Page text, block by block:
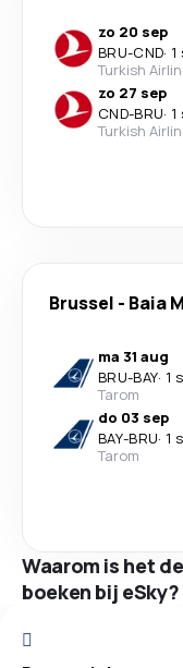
zo 20 sep
BRU-CND·
Turkish
zo 27 sep
CND-BRU·
Turkish
Brussel - Baia
ma 31 aug
BRU-BAY· 1
Tarom
do 03 sep
BAY-BRU· 1
Tarom
Waarom is het
boeken bij eSky?